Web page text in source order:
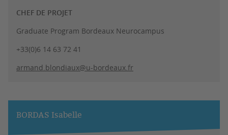
CHEF DE PROJET
Graduate Program Bordeaux Neurocampus
+33(0)6 14 63 72 41
armand.blondiaux@u-bordeaux.fr
BORDAS Isabelle